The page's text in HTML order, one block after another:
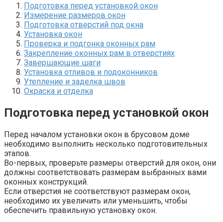
Подготовка перед установкой окон
Измерение размеров окон
Подготовка отверстий под окна
Установка окон
Проверка и подгонка оконных рам
Закрепление оконных рам в отверстиях
Завершающие шаги
Установка отливов и подоконников
Утепление и заделка швов
Окраска и отделка
Подготовка перед установкой окон
Перед началом установки окон в брусовом доме
необходимо выполнить несколько подготовительных
этапов.​
Во-первых, проверьте размеры отверстий для окон, они
должны соответствовать размерам выбранных вами
оконных конструкций.​
Если отверстия не соответствуют размерам окон,
необходимо их увеличить или уменьшить, чтобы
обеспечить правильную установку окон.​